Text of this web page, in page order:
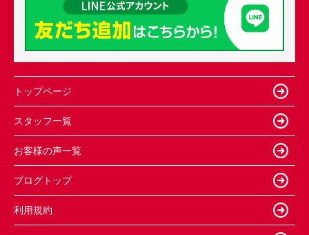
トップページ
スタッフ一覧
お客様の声一覧
ブログトップ
利用規約